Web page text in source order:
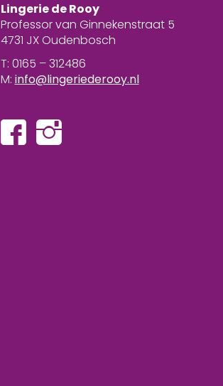
Lingerie de Rooy
Professor van Ginnekenstraat 5
4731 JX Oudenbosch
T: 0165 – 312486
M: info@lingeriederooy.nl